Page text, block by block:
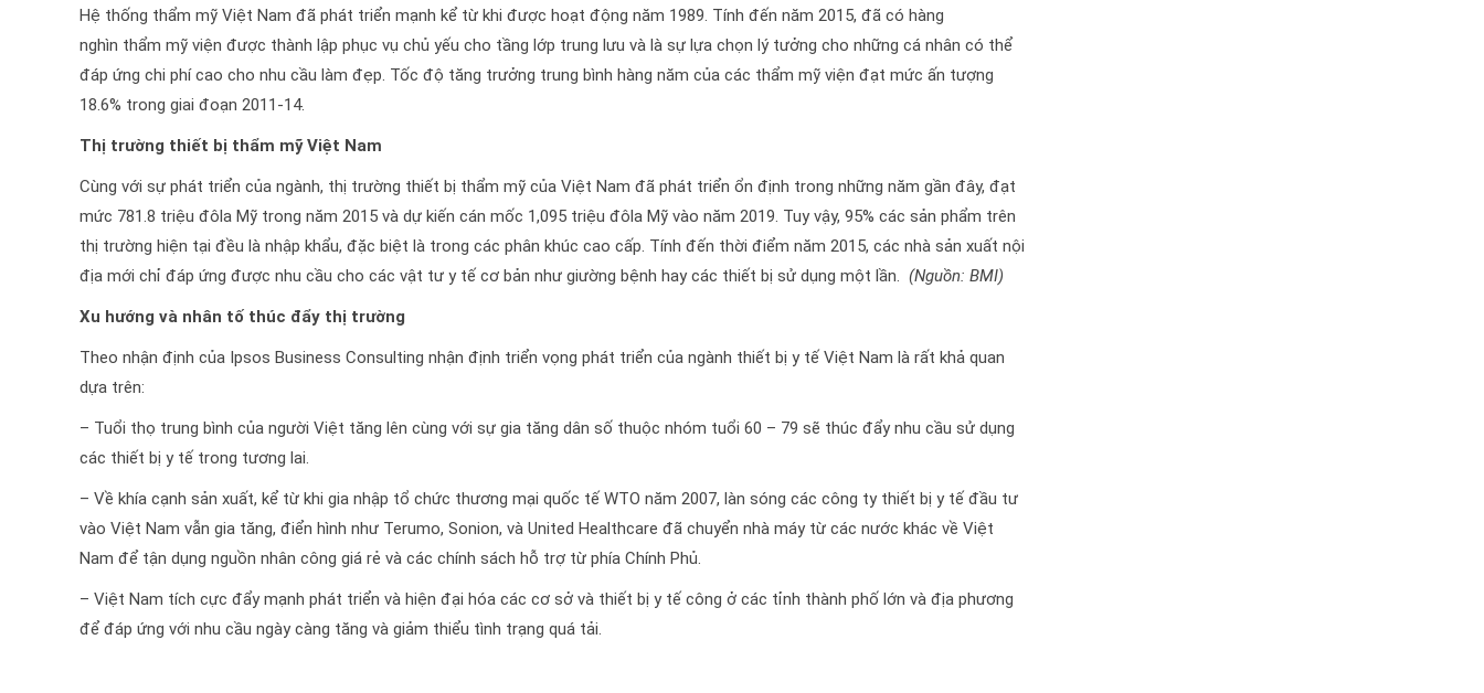
Hệ thống thẩm mỹ Việt Nam đã phát triển mạnh kể từ khi được hoạt động năm 1989. Tính đến năm 2015, đã có hàng
nghìn thẩm mỹ viện được thành lập phục vụ chủ yếu cho tầng lớp trung lưu và là sự lựa chọn lý tưởng cho những cá nhân có thể
đáp ứng chi phí cao cho nhu cầu làm đẹp. Tốc độ tăng trưởng trung bình hàng năm của các thẩm mỹ viện đạt mức ấn tượng
18.6% trong giai đoạn 2011-14.
Thị trường thiết bị thẩm mỹ Việt Nam
Cùng với sự phát triển của ngành, thị trường thiết bị thẩm mỹ của Việt Nam đã phát triển ổn định trong những năm gần đây, đạt
mức 781.8 triệu đôla Mỹ trong năm 2015 và dự kiến cán mốc 1,095 triệu đôla Mỹ vào năm 2019. Tuy vậy, 95% các sản phẩm trên
thị trường hiện tại đều là nhập khẩu, đặc biệt là trong các phân khúc cao cấp. Tính đến thời điểm năm 2015, các nhà sản xuất nội
địa mới chỉ đáp ứng được nhu cầu cho các vật tư y tế cơ bản như giường bệnh hay các thiết bị sử dụng một lần. (Nguồn: BMI)
Xu hướng và nhân tố thúc đẩy thị trường
Theo nhận định của Ipsos Business Consulting nhận định triển vọng phát triển của ngành thiết bị y tế Việt Nam là rất khả quan
dựa trên:
– Tuổi thọ trung bình của người Việt tăng lên cùng với sự gia tăng dân số thuộc nhóm tuổi 60 – 79 sẽ thúc đẩy nhu cầu sử dụng
các thiết bị y tế trong tương lai.
– Về khía cạnh sản xuất, kể từ khi gia nhập tổ chức thương mại quốc tế WTO năm 2007, làn sóng các công ty thiết bị y tế đầu tư
vào Việt Nam vẫn gia tăng, điển hình như Terumo, Sonion, và United Healthcare đã chuyển nhà máy từ các nước khác về Việt
Nam để tận dụng nguồn nhân công giá rẻ và các chính sách hỗ trợ từ phía Chính Phủ.
– Việt Nam tích cực đẩy mạnh phát triển và hiện đại hóa các cơ sở và thiết bị y tế công ở các tỉnh thành phố lớn và địa phương
để đáp ứng với nhu cầu ngày càng tăng và giảm thiểu tình trạng quá tải.